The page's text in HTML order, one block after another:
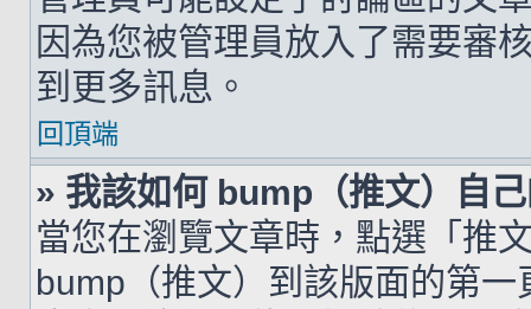
因為您被管理員放入了需要審
到更多訊息。
回頂端
» 我該如何 bump（推文）自
當您在瀏覽文章時，點選「推
bump（推文）到該版面的第